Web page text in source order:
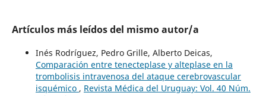
Artículos más leídos del mismo autor/a
Inés Rodríguez, Pedro Grille, Alberto Deicas,
Comparación entre tenecteplase y alteplase en la
trombolisis intravenosa del ataque cerebrovascular
isquémico , Revista Médica del Uruguay: Vol. 40 Núm.